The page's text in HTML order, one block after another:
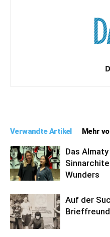
Verwandte Artikel Mehr
Das
Wunders
Auf der